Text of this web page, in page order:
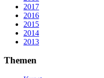
2017
2016
2015
2014
2013
Themen